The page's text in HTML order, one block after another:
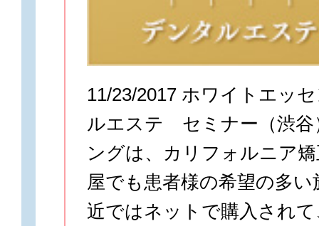
11/23/2017 ホワイトエッ
ルエステ セミナー（渋谷
ングは、カリフォルニア
屋でも患者様の希望の多
近ではネットで購入され